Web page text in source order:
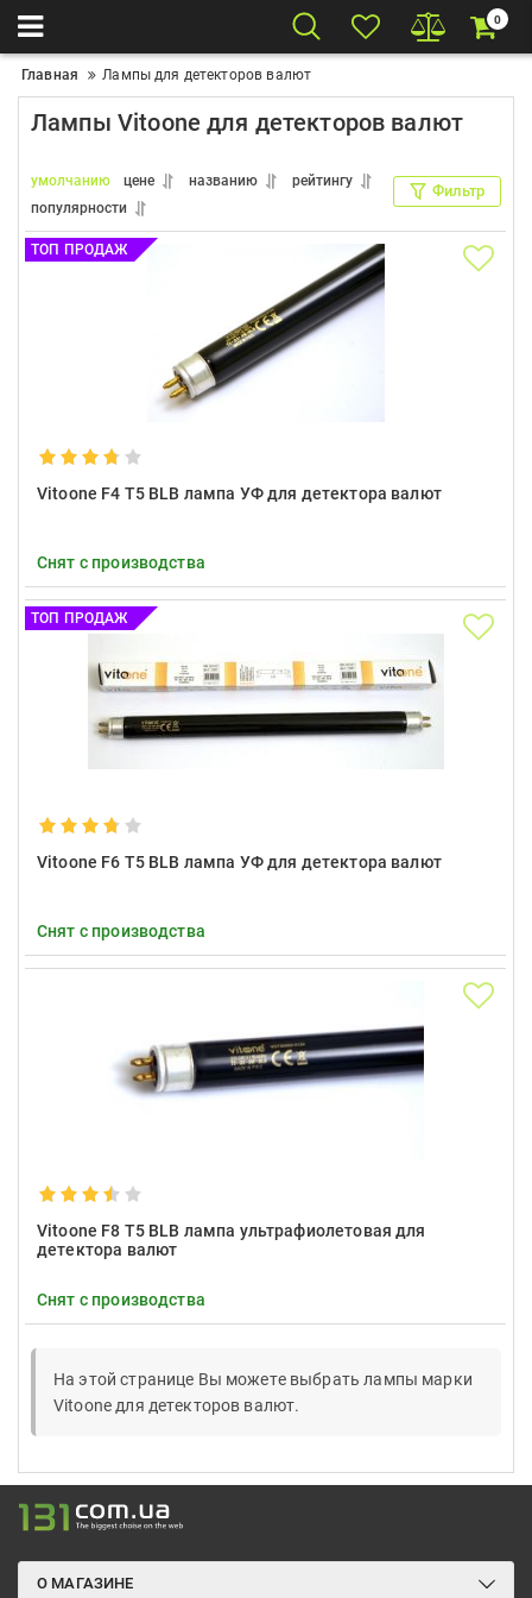
0
Главная Лампы для детекторов валют
Лампы Vitoone для детекторов валют
умолчанию цене названию
рейтингу
популярности
Фильтр
ТОП ПРОДАЖ
Vitoone F4 T5 BLB лампа УФ для детектора валют
Снят с производства
ТОП ПРОДАЖ
Vitoone F6 T5 BLB лампа УФ для детектора валют
Снят с производства
Vitoone F8 T5 BLB лампа ультрафиолетовая для
детектора валют
Снят с производства
На этой странице Вы можете выбрать лампы марки
Vitoone для детекторов валют.
О МАГАЗИНЕ